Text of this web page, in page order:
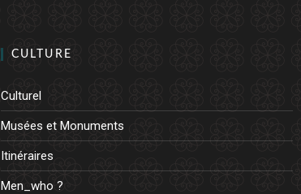
CULTURE
Culturel
Musées et Monuments
Itinéraires
Men_who ?